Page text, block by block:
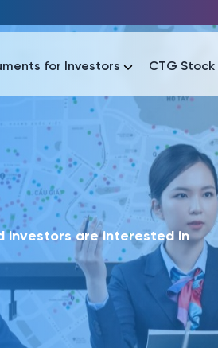
Thông tin giao dịch Công bố thông tin
for Investors CTG Stock
Thông tin giao dịch Công bố thông tin
investors are interested in